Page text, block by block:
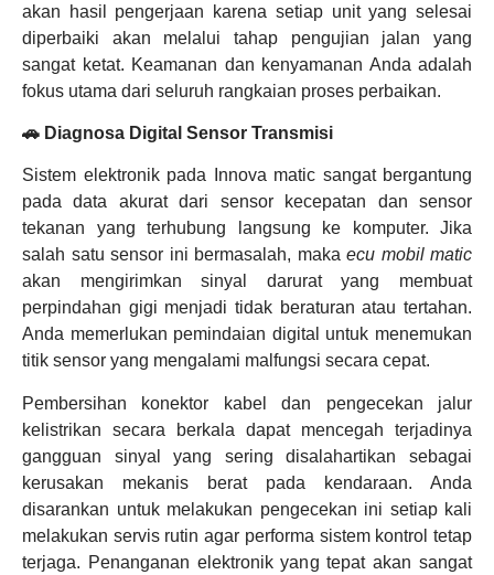
akan hasil pengerjaan karena setiap unit yang selesai
diperbaiki akan melalui tahap pengujian jalan yang
sangat ketat. Keamanan dan kenyamanan Anda adalah
fokus utama dari seluruh rangkaian proses perbaikan.
🚗 Diagnosa Digital Sensor Transmisi
Sistem elektronik pada Innova matic sangat bergantung
pada data akurat dari sensor kecepatan dan sensor
tekanan yang terhubung langsung ke komputer. Jika
salah satu sensor ini bermasalah, maka ecu mobil matic
akan mengirimkan sinyal darurat yang membuat
perpindahan gigi menjadi tidak beraturan atau tertahan.
Anda memerlukan pemindaian digital untuk menemukan
titik sensor yang mengalami malfungsi secara cepat.
Pembersihan konektor kabel dan pengecekan jalur
kelistrikan secara berkala dapat mencegah terjadinya
gangguan sinyal yang sering disalahartikan sebagai
kerusakan mekanis berat pada kendaraan. Anda
disarankan untuk melakukan pengecekan ini setiap kali
melakukan servis rutin agar performa sistem kontrol tetap
terjaga. Penanganan elektronik yang tepat akan sangat